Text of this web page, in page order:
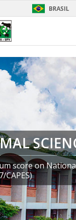
BRASIL
score on
CAPES)